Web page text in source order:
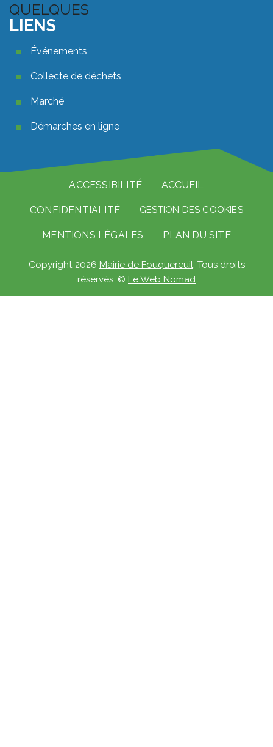
QUELQUES
LIENS
Quelques liens footer
Événements
Collecte de déchets
Marché
Démarches en ligne
Pied de pageACCESSIBILITÉ ACCUEIL
CONFIDENTIALITÉ GESTION DES COOKIES
MENTIONS LÉGALES PLAN DU SITE
Copyright 2026 Mairie de Fouquereuil. Tous droits
réservés. © Le Web Nomad